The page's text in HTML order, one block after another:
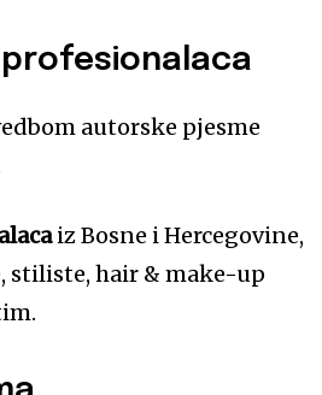
profesionalaca
autorske pjesme
iz Bosne i Hercegovine,
stiliste, hair & make-up